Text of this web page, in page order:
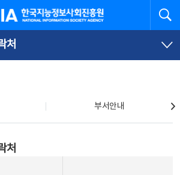
지능정보사회진흥원
처
부서안내
처